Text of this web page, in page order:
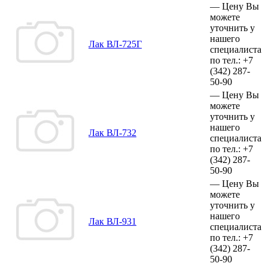
Лак ВЛ-725Г
— Цену Вы
можете
уточнить у
нашего
специалиста
по тел.: +7
(342) 287-
50-90
Лак ВЛ-732
— Цену Вы
можете
уточнить у
нашего
специалиста
по тел.: +7
(342) 287-
50-90
Лак ВЛ-931
— Цену Вы
можете
уточнить у
нашего
специалиста
по тел.: +7
(342) 287-
50-90